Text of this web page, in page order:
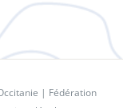
| Fédération